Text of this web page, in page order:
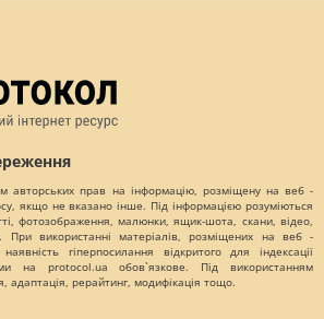
авторських прав на інформацію, розміщену на веб -
якщо не вказано інше. Під інформацією розуміються
фотозображення, малюнки, ящик-шота, скани, відео,
При використанні матеріалів, розміщених на веб -
гіперпосилання відкритого для індексації
на protocol.ua обов`язкове. Під використанням
адаптація, рерайтинг, модифікація тощо.